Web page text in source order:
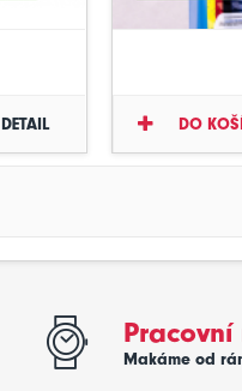
DETAIL DO
Makáme od